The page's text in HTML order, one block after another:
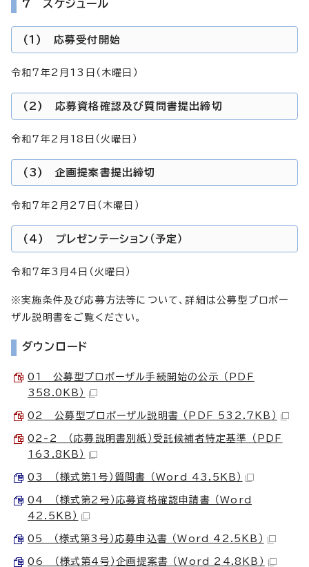
7 スケジュール
(1) 応募受付開始
令和7年2月13日（木曜日）
(2) 応募資格確認及び質問書提出締切
令和7年2月18日（火曜日）
(3) 企画提案書提出締切
令和7年2月27日（木曜日）
(4) プレゼンテーション（予定）
令和7年3月4日（火曜日）
※実施条件及び応募方法等について、詳細は公募型プロポー
ザル説明書をご覧ください。
ダウンロード
01 公募型プロポーザル手続開始の公示 （PDF
358.0KB）
02 公募型プロポーザル説明書 （PDF 532.7KB）
02-2 （応募説明書別紙）受託候補者特定基準 （PDF
163.8KB）
03 （様式第1号）質問書 （Word 43.5KB）
04 （様式第2号）応募資格確認申請書 （Word
42.5KB）
05 （様式第3号）応募申込書 （Word 42.5KB）
06 （様式第4号）企画提案書 （Word 24.8KB）